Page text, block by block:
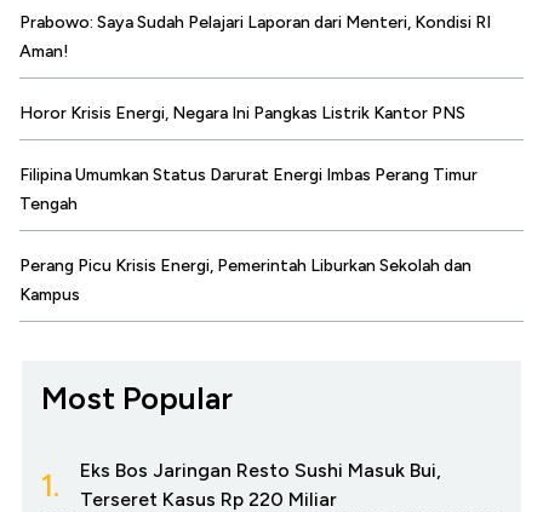
Prabowo: Saya Sudah Pelajari Laporan dari Menteri, Kondisi RI
Aman!
Horor Krisis Energi, Negara Ini Pangkas Listrik Kantor PNS
Filipina Umumkan Status Darurat Energi Imbas Perang Timur
Tengah
Perang Picu Krisis Energi, Pemerintah Liburkan Sekolah dan
Kampus
Most Popular
1.
Eks Bos Jaringan Resto Sushi Masuk Bui,
Terseret Kasus Rp 220 Miliar